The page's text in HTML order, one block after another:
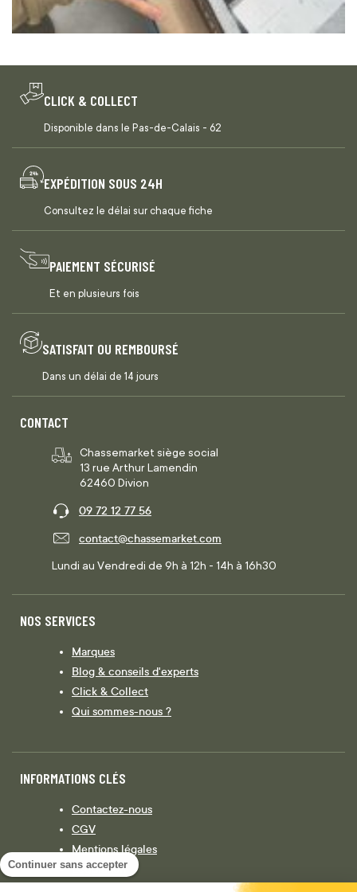
Continuer sans accepter
CLICK & COLLECT
Disponible dans le Pas-de-Calais - 62
EXPÉDITION SOUS 24H
Consultez le délai sur chaque fiche
PAIEMENT SÉCURISÉ
Et en plusieurs fois
SATISFAIT OU REMBOURSÉ
Dans un délai de 14 jours
CONTACT
Chassemarket siège social
13 rue Arthur Lamendin
62460 Divion
09 72 12 77 56
contact@chassemarket.com
Lundi au Vendredi de 9h à 12h - 14h à 16h30
NOS SERVICES
Marques
Blog & conseils d'experts
Click & Collect
Qui sommes-nous ?
INFORMATIONS CLÉS
Contactez-nous
CGV
Mentions légales
Législation